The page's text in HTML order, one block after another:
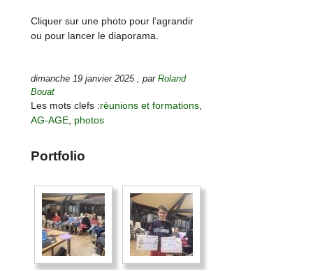
Cliquer sur une photo pour l’agrandir
ou pour lancer le diaporama.
dimanche 19 janvier 2025 ,parRoland
Bouat
Les mots clefs :réunions et formations,
AG-AGE, photos
Portfolio